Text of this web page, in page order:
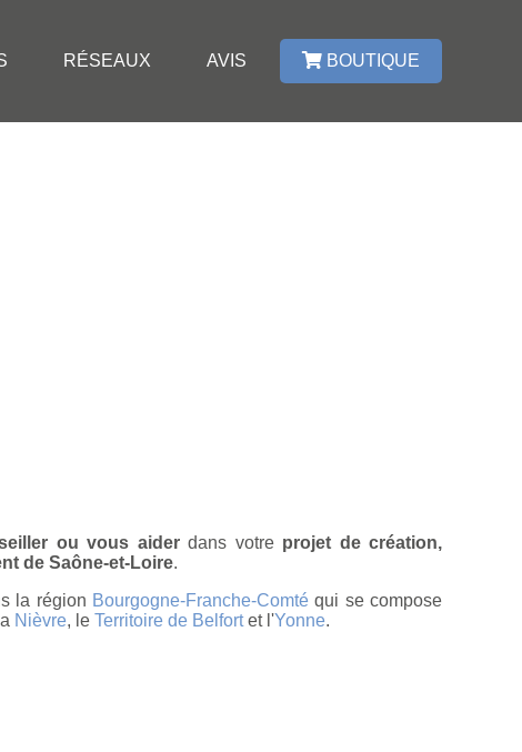
RÉSEAUX AVIS BOUTIQUE
ou vous aiderdans votre projet de création,
de Saône-et-Loire.
la région Bourgogne-Franche-Comté qui se compose
Nièvre, le Territoire de Belfortet l'Yonne.